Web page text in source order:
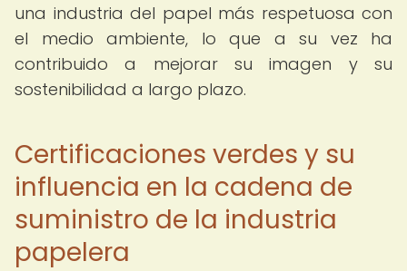
una industria del papel más respetuosa con
el medio ambiente, lo que a su vez ha
contribuido a mejorar su imagen y su
sostenibilidad a largo plazo.
Certificaciones verdes y su
influencia en la cadena de
suministro de la industria
papelera